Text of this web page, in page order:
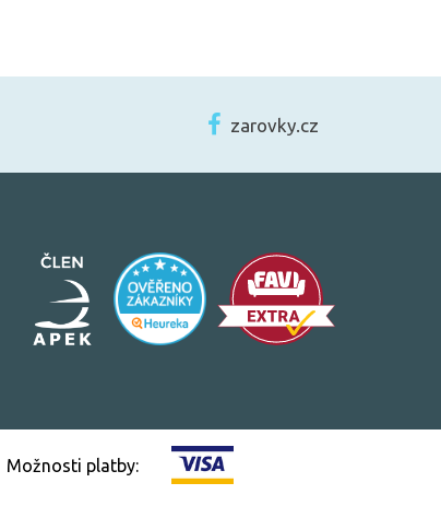
zarovky.cz
Možnosti platby: